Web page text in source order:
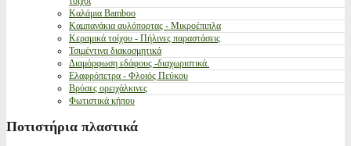
Καλάμια Bamboo
Καμπανάκια αυλόπορτας - Μικροέπιπλα
Κεραμικά τοίχου - Πήλινες παραστάσεις
Τσιμέντινα διακοσμητικά
Διαμόρφωση εδάφους -διαχωριστικά.
Ελαφρόπετρα - Φλοιός Πεύκου
Βρύσες ορειχάλκινες
Φωτιστικά κήπου
Ποτιστήρια πλαστικά